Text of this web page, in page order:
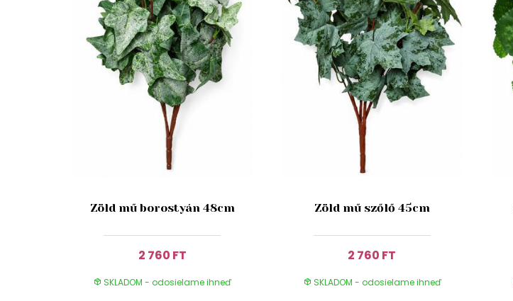
Zöld mű borostyán 48cm
2 760 FT
SKLADOM - odosielame ihneď
Zöld mű szőlő 45cm
2 760 FT
SKLADOM - odosielame ihneď